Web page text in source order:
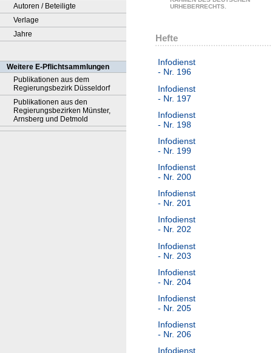
Autoren / Beteiligte
Verlage
Jahre
Weitere E-Pflichtsammlungen
Publikationen aus dem
Regierungsbezirk Düsseldorf
Publikationen aus den
Regierungsbezirken Münster,
Arnsberg und Detmold
URHEBERRECHTS.
Hefte
Infodienst
- Nr. 196
Infodienst
- Nr. 197
Infodienst
- Nr. 198
Infodienst
- Nr. 199
Infodienst
- Nr. 200
Infodienst
- Nr. 201
Infodienst
- Nr. 202
Infodienst
- Nr. 203
Infodienst
- Nr. 204
Infodienst
- Nr. 205
Infodienst
- Nr. 206
Infodienst